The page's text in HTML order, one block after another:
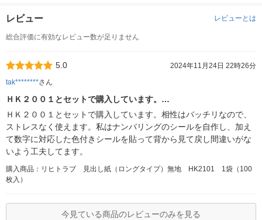
レビュー レビューとは
総合評価に有効なレビュー数が足りません
5.0
2024年11月24日 22時26分
tak********さん
ＨＫ２００１とセットで購入しています。…
ＨＫ２００１とセットで購入しています。相性はバッチリなので、
ストレスなく使えます。私はナンバリングのシールを自作し、加え
て数字に対応した色付きシールを貼って背から見て戻し間違いがな
いよう工夫してます。
購入商品：リヒトラブ 見出し紙（ロングタイプ）無地 HK2101 1袋（100
枚入）
今見ている商品のレビューのみを見る